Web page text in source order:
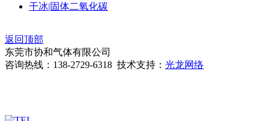
干冰|固体二氧化碳
返回顶部
东莞市协和气体有限公司
咨询热线：138-2729-6318 技术支持： 光龙网络